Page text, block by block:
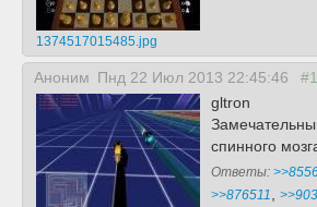
1374517015485.jpg
Аноним Пнд 22 Июл 2013 22:45:46
gltron
спинного
Ответы:
>>876511